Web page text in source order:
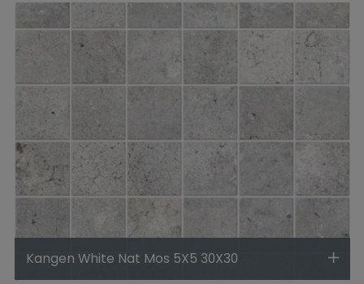
Kangen White Nat Mos 5X5 30X30